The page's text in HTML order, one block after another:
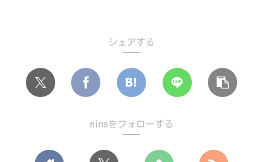
シェアする
minaをフォローする